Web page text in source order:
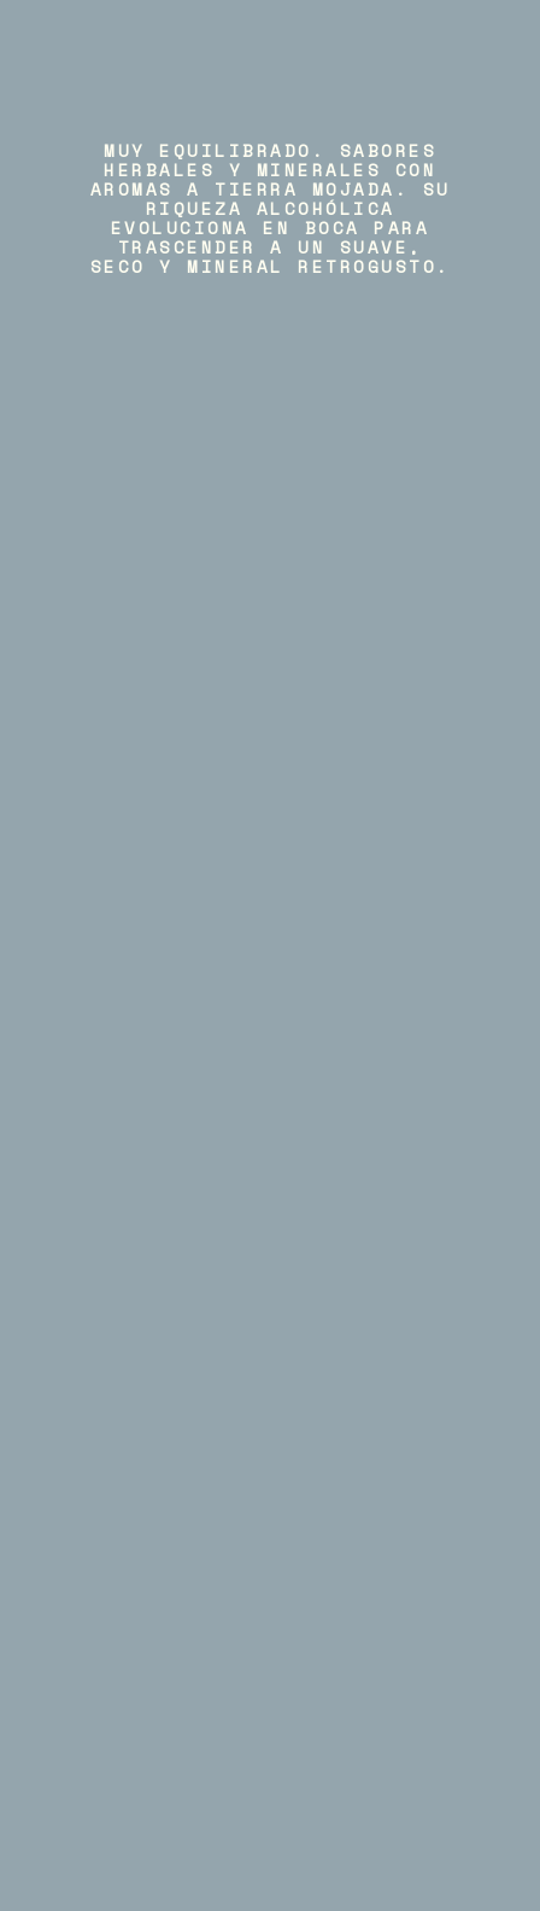
MUY EQUILIBRADO. SABORES
HERBALES Y MINERALES CON
AROMAS A TIERRA MOJADA. SU
RIQUEZA ALCOHÓLICA
EVOLUCIONA EN BOCA PARA
TRASCENDER A UN SUAVE,
SECO Y MINERAL RETROGUSTO.